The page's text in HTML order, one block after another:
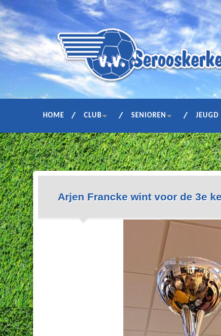
HOME CLUB SENIOREN JEUGD
Arjen Francke wint voor de 3e